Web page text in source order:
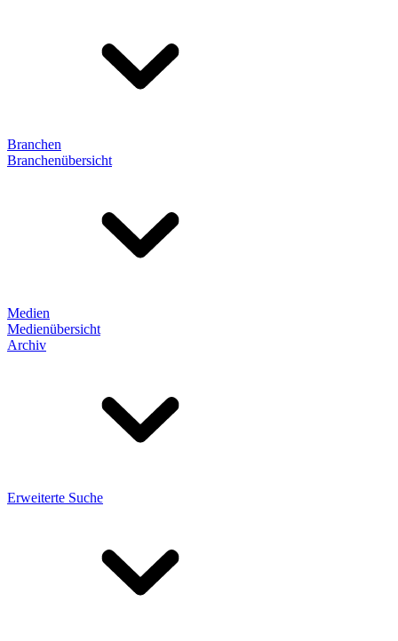
Branchen
Branchenübersicht
Medien
Medienübersicht
Archiv
Erweiterte Suche